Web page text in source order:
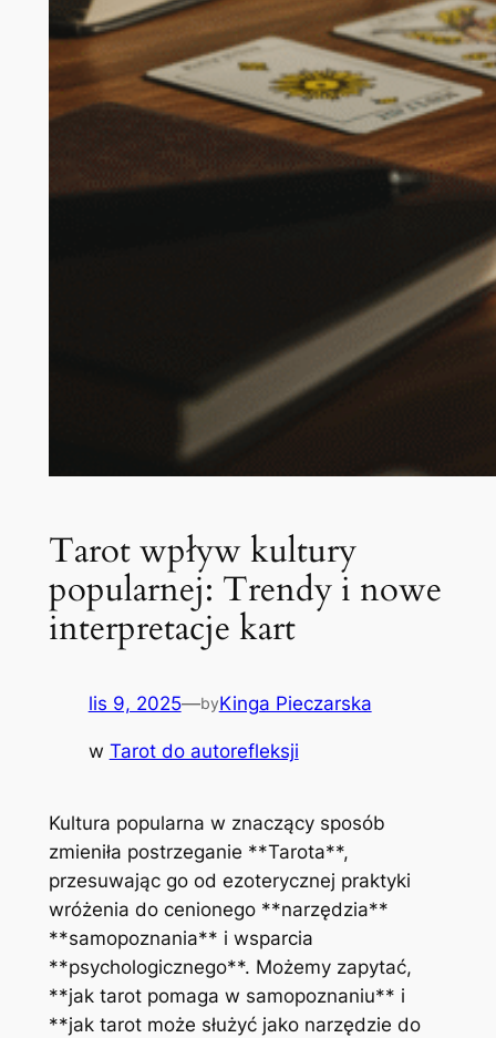
Tarot wpływ kultury
popularnej: Trendy i nowe
interpretacje kart
lis 9, 2025—byKinga Pieczarska
w Tarot do autorefleksji
Kultura popularna w znaczący sposób
zmieniła postrzeganie **Tarota**,
przesuwając go od ezoterycznej praktyki
wróżenia do cenionego **narzędzia**
**samopoznania** i wsparcia
**psychologicznego**. Możemy zapytać,
**jak tarot pomaga w samopoznaniu** i
**jak tarot może służyć jako narzędzie do